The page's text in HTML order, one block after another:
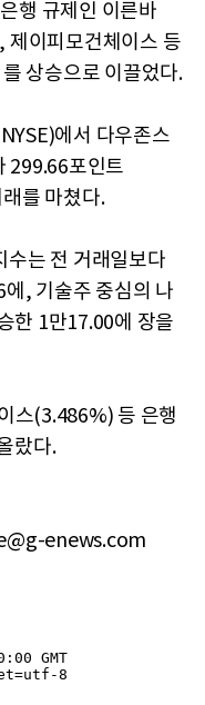
행 규제인 이른바
제이피모건체이스 등
상승으로 이끌었다.
에서 다우존스
299.66포인트
를 마쳤다.
는 전 거래일보다
, 기술주 중심의 나
한 1만17.00에 장을
스(3.486%) 등 은행
랐다.
enews.com